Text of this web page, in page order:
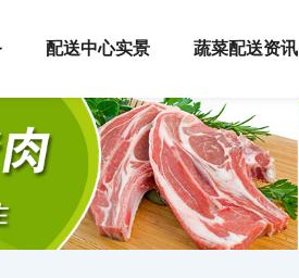
配送中心实景 蔬菜配送资讯